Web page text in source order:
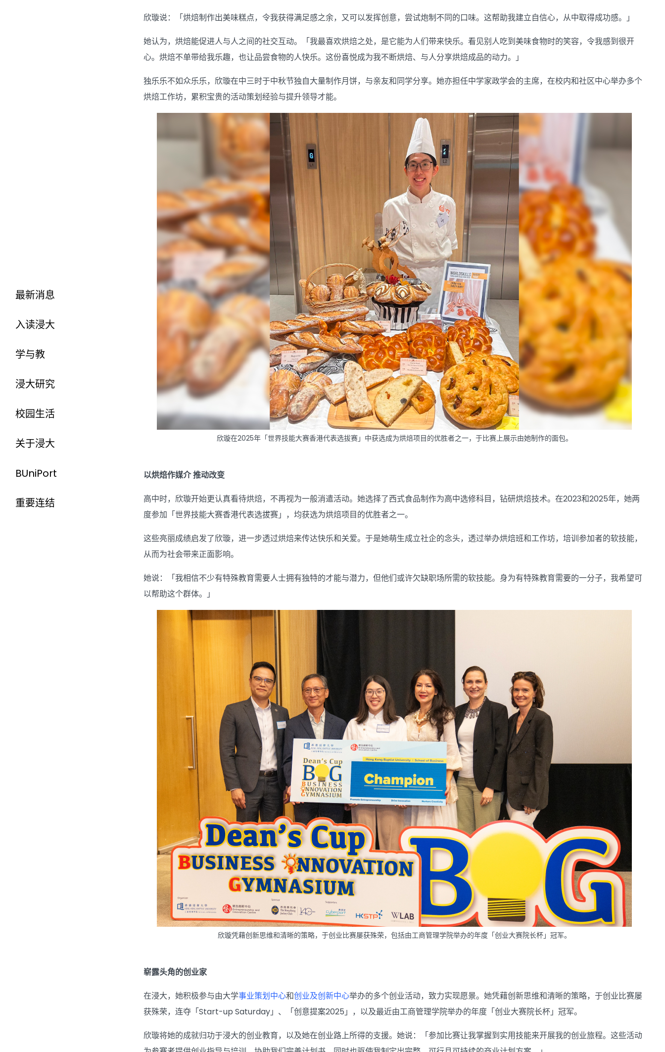
最新消息
入读浸大
学与教
浸大研究
校园生活
关于浸大
BUniPort
重要连结
欣璇说：「烘焙制作出美味糕点，令我获得满足感之余，又可以发挥创意，尝试炮制不同的口味。这帮助我建立自信心，从中取得成功感。」
她认为，烘焙能促进人与人之间的社交互动。「我最喜欢烘焙之处，是它能为人们带来快乐。看见别人吃到美味食物时的笑容，令我感到很开
心。烘焙不单带给我乐趣，也让品尝食物的人快乐。这份喜悦成为我不断烘焙、与人分享烘焙成品的动力。」
独乐乐不如众乐乐，欣璇在中三时于中秋节独自大量制作月饼，与亲友和同学分享。她亦担任中学家政学会的主席，在校内和社区中心举办多个
烘焙工作坊，累积宝贵的活动策划经验与提升领导才能。
欣璇在2025年「世界技能大赛香港代表选拔赛」中获选成为烘焙项目的优胜者之一，于比赛上展示由她制作的面包。
以烘焙作媒介 推动改变
高中时，欣璇开始更认真看待烘焙，不再视为一般消遣活动。她选择了西式食品制作为高中选修科目，钻研烘焙技术。在2023和2025年，她两
度参加「世界技能大赛香港代表选拔赛」，均获选为烘焙项目的优胜者之一。
这些亮丽成绩启发了欣璇，进一步透过烘焙来传达快乐和关爱。于是她萌生成立社企的念头，透过举办烘焙班和工作坊，培训参加者的软技能，
从而为社会带来正面影响。
她说：「我相信不少有特殊教育需要人士拥有独特的才能与潜力，但他们或许欠缺职场所需的软技能。身为有特殊教育需要的一分子，我希望可
以帮助这个群体。」
欣璇凭藉创新思维和清晰的策略，于创业比赛屡获殊荣，包括由工商管理学院举办的年度「创业大赛院长杯」冠军。
崭露头角的创业家
在浸大，她积极参与由大学事业策划中心和创业及创新中心举办的多个创业活动，致力实现愿景。她凭藉创新思维和清晰的策略，于创业比赛屡
获殊荣，连夺「Start-up Saturday」、「创意提案2025」，以及最近由工商管理学院举办的年度「创业大赛院长杯」冠军。
欣璇将她的成就归功于浸大的创业教育，以及她在创业路上所得的支援。她说：「参加比赛让我掌握到实用技能来开展我的创业旅程。这些活动